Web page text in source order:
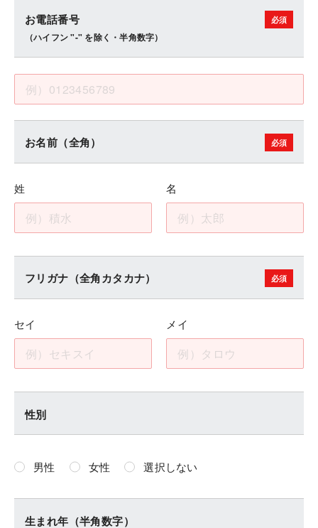
お電話番号
（ハイフン "-" を除く・半角数字）
お名前（全角）
姓 名
フリガナ（全角カタカナ）
セイ メイ
性別
男性 女性 選択しない
生まれ年（半角数字）